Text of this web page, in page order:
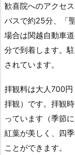
歓喜院へのアクセ
バスで約25分、「
場合は関越自動車
分で到着します。
されています。
拝観料は大人700
拝観）です。拝観
っています（季節
紅葉が美しく、四
ことができます。